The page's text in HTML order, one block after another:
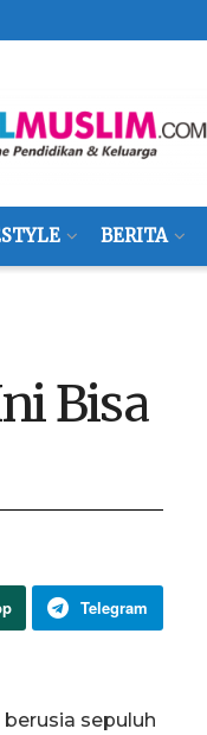
BERITA
Bisa
Telegram
berusia sepuluh